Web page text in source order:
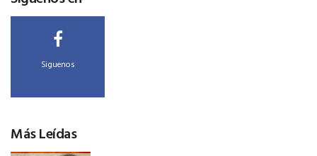
Siguenos
Más Leídas